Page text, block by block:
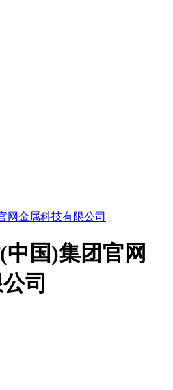
国)集团官网
司